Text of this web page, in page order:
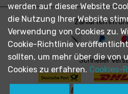
Länge : 0.5 Meter
Dicke/Stärke : 2mm
Breite : 40mm
Länge : 1 Meter
Dicke/Stärke : 2mm
Breite : 40mm
Zahlarten im
Schneller
werden auf dieser Website
die Nutzung Ihrer Website
Verwendung von Cookies zu.
Cookie-Richtlinie
sollten, um mehr über die von
Cookies zu erfahren. Cookies-